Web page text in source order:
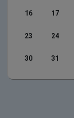
16 17
23 24
30 31